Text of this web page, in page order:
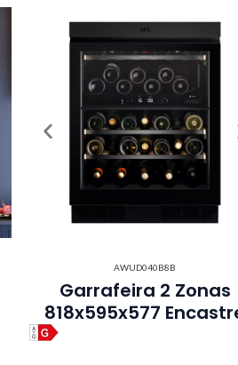
AWUD040B8B
Garrafeira 2 Zonas
818x595x577